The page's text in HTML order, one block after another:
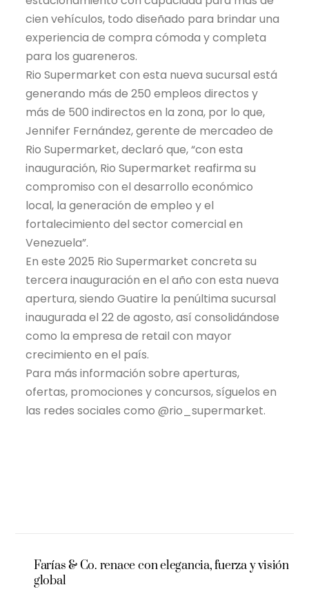
cien vehículos, todo diseñado para brindar una
experiencia de compra cómoda y completa
para los guareneros.
Rio Supermarket con esta nueva sucursal está
generando más de 250 empleos directos y
más de 500 indirectos en la zona, por lo que,
Jennifer Fernández, gerente de mercadeo de
Rio Supermarket, declaró que, “con esta
inauguración, Rio Supermarket reafirma su
compromiso con el desarrollo económico
local, la generación de empleo y el
fortalecimiento del sector comercial en
Venezuela”.
En este 2025 Rio Supermarket concreta su
tercera inauguración en el año con esta nueva
apertura, siendo Guatire la penúltima sucursal
inaugurada el 22 de agosto, así consolidándose
como la empresa de retail con mayor
crecimiento en el país.
Para más información sobre aperturas,
ofertas, promociones y concursos, síguelos en
las redes sociales como @rio_supermarket.
Farías & Co. renace con elegancia, fuerza y visión
global